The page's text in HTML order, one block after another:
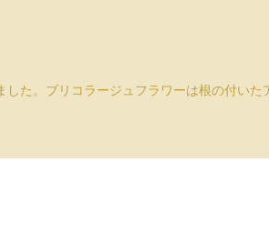
した。ブリコラージュフラワーは根の付い